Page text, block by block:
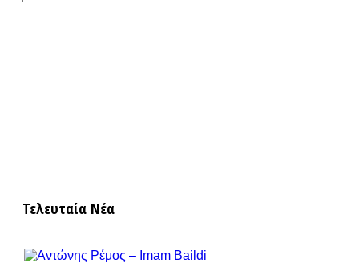
Τελευταία Νέα